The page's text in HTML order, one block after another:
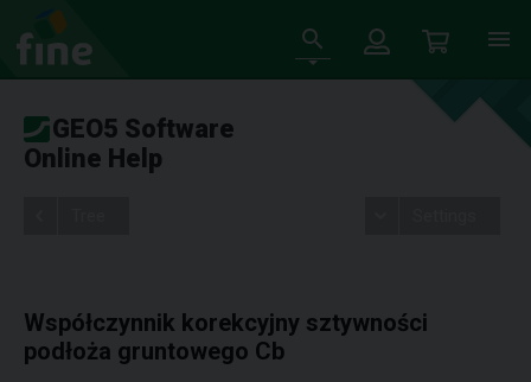
GEO5 Software
Online Help
Współczynnik korekcyjny sztywności
podłoża gruntowego Cb